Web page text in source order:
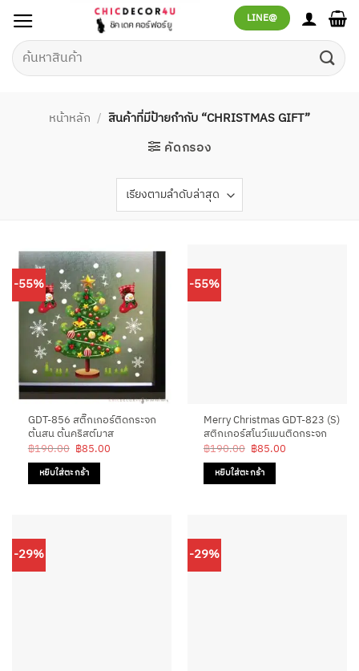
เนื้อหา
LINE@
ค้นหา:
หน้าหลัก / สินค้าที่มีป้ายกำกับ “CHRISTMAS GIFT”
คัดกรอง
-55%
GDT-856 สติ๊กเกอร์ติดกระจก
ต้นสน ต้นคริสต์มาส
฿190.00 Original
price
was:
฿190.00.
฿85.00Current
หยิบใส่ตะกร้า
-55%
Merry Christmas GDT-823 (S)
สติกเกอร์สโนว์แมนติดกระจก
฿190.00 Original
price
was:
฿190.00.
฿85.00Current
หยิบใส่ตะกร้า
-29% -29%